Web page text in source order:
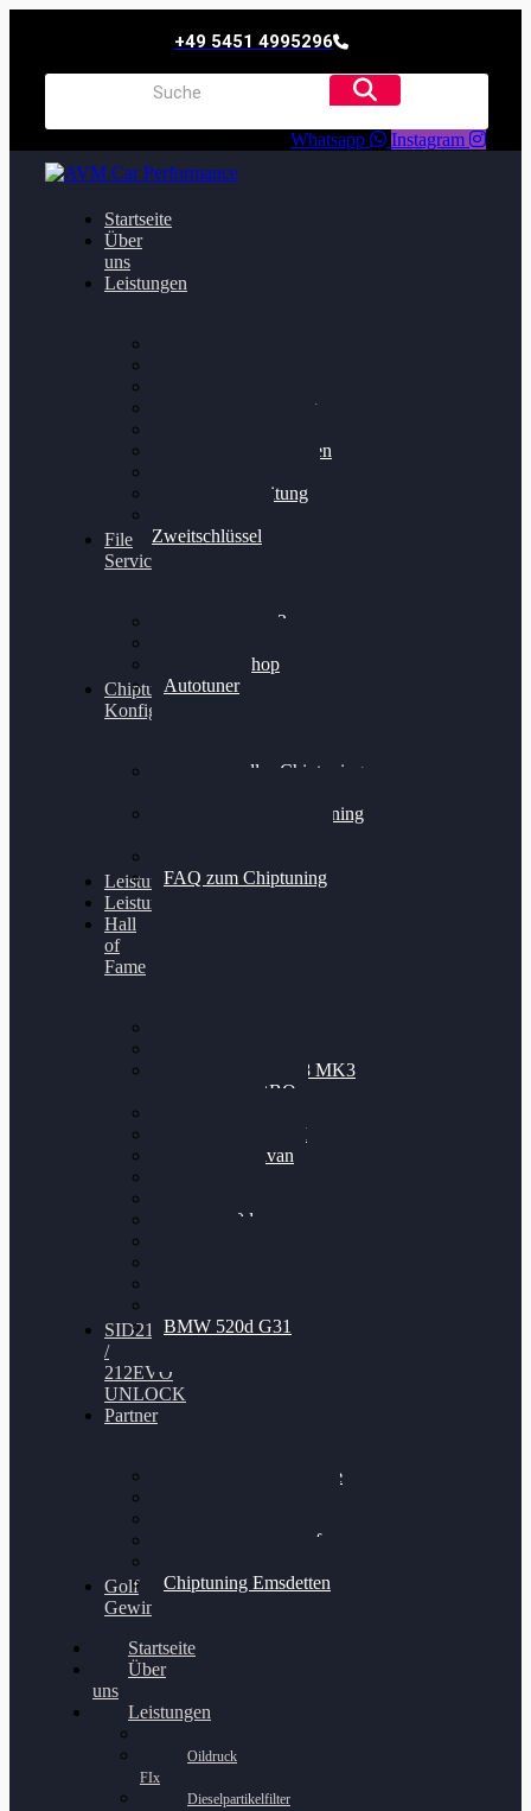
+49 5451 4995296
Whatsapp Instagram
Startseite
Über
uns
Leistungen
Getriebeoptimierung
Bremsscheiben planen
Felgenaufbereitung
Zweitschlüssel
File
Service
Alientech Kess3
Alientech Shop
Autotuner
Chiptuning
Konfigurator
Professionelles Chiptuning
Professionelles Chiptuning
FAQ zum Chiptuning
Leistungsmessung
Leistungsprüfstand
Hall
of
Fame
Nissan GT-R35 3.8 MK3
V6 TWINTURBO
VW Passat 2.0TDI
VW T6 Multivan
BMW 120d
BMW 520d G31
SID212
/
212EVO
UNLOCK
Partner
Bilgenroth Performance
Chiptuning Schüttorf
Chiptuning Emsdetten
Golf
Gewinnspiel
Startseite
Über
uns
Leistungen
Oildruck
FIx
Dieselpartikelfilter